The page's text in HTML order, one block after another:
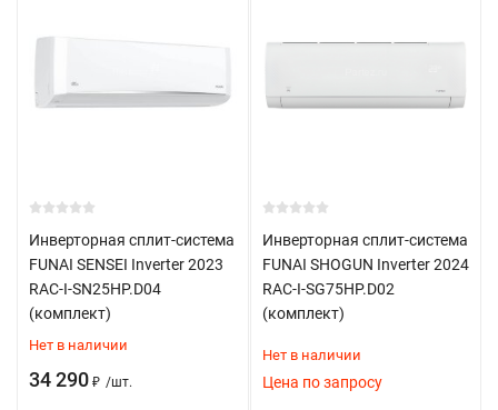
Инверторная сплит-система
FUNAI SENSEI Inverter 2023
RAC-I-SN25HP.D04
(комплект)
Нет в наличии
34 290 ₽ /шт.
Инверторная сплит-система
FUNAI SHOGUN Inverter 2024
RAC-I-SG75HP.D02
(комплект)
Нет в наличии
Цена по запросу